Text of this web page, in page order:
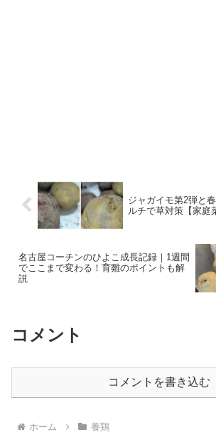
ジャガイモ第2弾と
ルチで草対策【家庭
名古屋コーチンのひよこ成長記録｜1週間
でここまで変わる！育雛のポイントも解
説
コメント
コメントを書き込む
ホーム 養鶏